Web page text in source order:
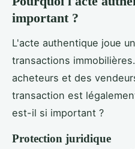
important ?
L'acte authentique joue
transactions
acheteurs et des
transaction est
est-il si important ?
Protection juridique